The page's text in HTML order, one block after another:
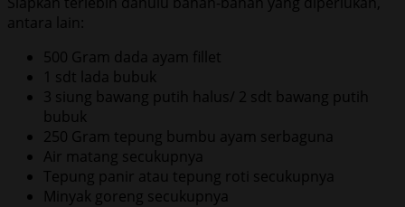
antara lain:
500 Gram dada ayam fillet
1 sdt lada bubuk
3 siung bawang putih halus/ 2 sdt bawang putih
bubuk
250 Gram tepung bumbu ayam serbaguna
Air matang secukupnya
Tepung panir atau tepung roti secukupnya
Minyak goreng secukupnya